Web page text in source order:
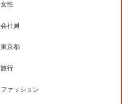
女性
会社員
東京都
旅行
ファッション